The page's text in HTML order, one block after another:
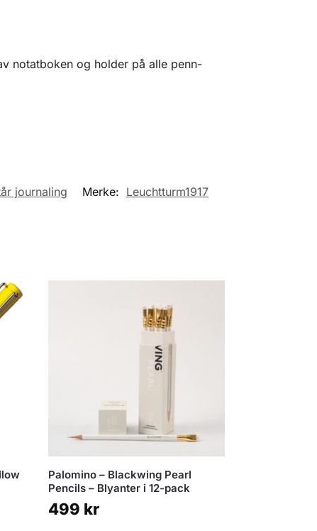
notatboken og holder på alle penn-
journaling Merke: Leuchtturm1917
Palomino – Blackwing Pearl
Pencils – Blyanter i 12-pack
499 kr